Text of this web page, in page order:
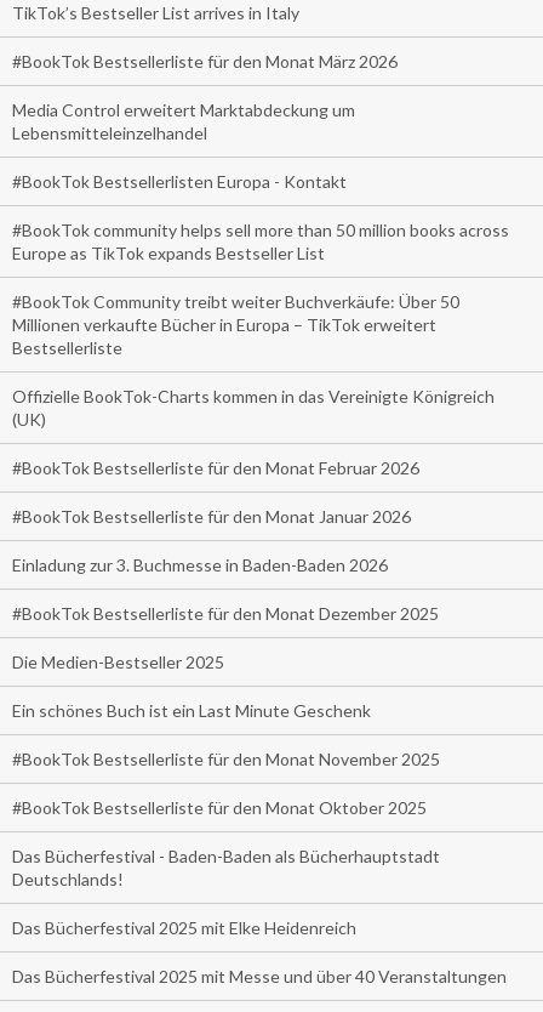
TikTok’s Bestseller List arrives in Italy
#BookTok Bestsellerliste für den Monat März 2026
Media Control erweitert Marktabdeckung um
Lebensmitteleinzelhandel
#BookTok Bestsellerlisten Europa - Kontakt
#BookTok community helps sell more than 50 million books across
Europe as TikTok expands Bestseller List
#BookTok Community treibt weiter Buchverkäufe: Über 50
Millionen verkaufte Bücher in Europa – TikTok erweitert
Bestsellerliste
Offizielle BookTok-Charts kommen in das Vereinigte Königreich
(UK)
#BookTok Bestsellerliste für den Monat Februar 2026
#BookTok Bestsellerliste für den Monat Januar 2026
Einladung zur 3. Buchmesse in Baden-Baden 2026
#BookTok Bestsellerliste für den Monat Dezember 2025
Die Medien-Bestseller 2025
Ein schönes Buch ist ein Last Minute Geschenk
#BookTok Bestsellerliste für den Monat November 2025
#BookTok Bestsellerliste für den Monat Oktober 2025
Das Bücherfestival - Baden-Baden als Bücherhauptstadt
Deutschlands!
Das Bücherfestival 2025 mit Elke Heidenreich
Das Bücherfestival 2025 mit Messe und über 40 Veranstaltungen